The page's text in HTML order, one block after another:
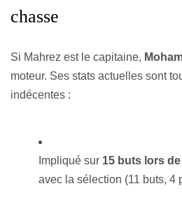
chasse
Si Mahrez est le capitaine,
moteur. Ses stats actuelles sont
indécentes :
Impliqué sur 15 buts lors
avec la sélection (11 buts, 4